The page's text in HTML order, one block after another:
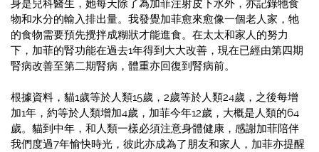
身是兒科醫生，她每天除了為加菲注射皮下水外，亦記錄牠食
物和水分的輸入排出量。我發覺加菲愈來愈像一個老人家，牠
的食物需要預先攪拌成糊狀才能進食。在太太和家人的努力
下，加菲的腎功能在過去1年得到大大改善，現在已經由第四期
腎病改善至第二期腎病，體重亦回復到腎病前。
根據資料，貓1歲等於人類15歲，2歲等於人類24歲，之後每增
加1年，約等於人類增加4歲，加菲今年12歲，大概是人類的64
歲。貓到中年，和人類一樣必須注意身體健康，感謝加菲陪伴
我們度過7年愉快時光，彼此亦成為了朋友和家人，加菲亦提醒